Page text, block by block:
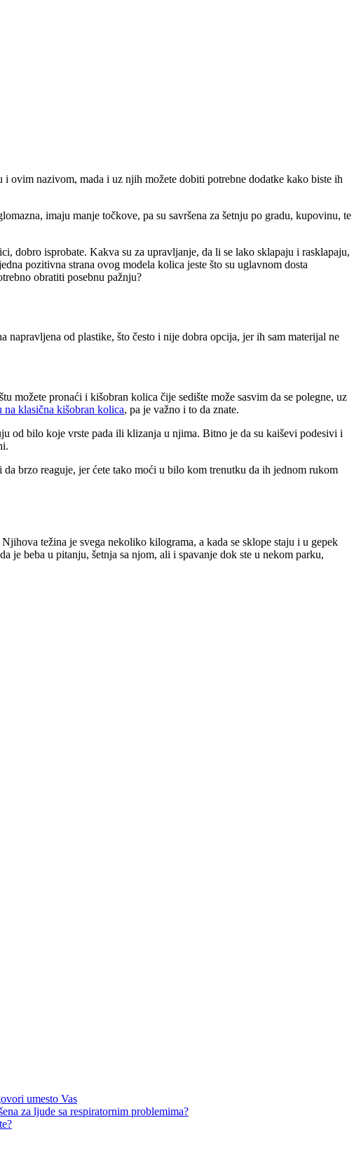
ovim nazivom, mada i uz njih možete dobiti potrebne dodatke kako biste ih
imaju manje točkove, pa su savršena za šetnju po gradu, kupovinu, te
dobro isprobate. Kakva su za upravljanje, da li se lako sklapaju i rasklapaju,
pozitivna strana ovog modela kolica jeste što su uglavnom dosta
obratiti posebnu pažnju?
od plastike, što često i nije dobra opcija, jer ih sam materijal ne
možete pronaći i kišobran kolica čije sedište može sasvim da se polegne, uz
na klasična kišobran kolica, pa je važno i to da znate.
od bilo koje vrste pada ili klizanja u njima. Bitno je da su kaiševi podesivi i
brzo reaguje, jer ćete tako moći u bilo kom trenutku da ih jednom rukom
težina je svega nekoliko kilograma, a kada se sklope staju i u gepek
je beba u pitanju, šetnja sa njom, ali i spavanje dok ste u nekom parku,
umesto Vas
za ljude sa respiratornim problemima?